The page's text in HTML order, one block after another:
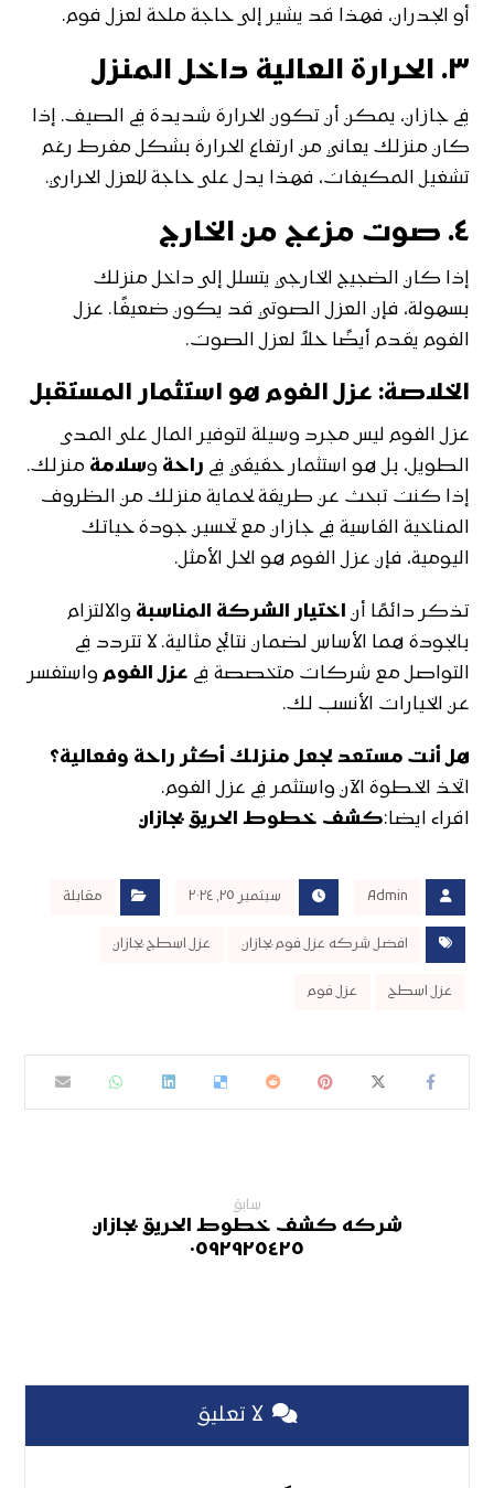
أو الجدران، فهذا قد يشير إلى حاجة ملحة لعزل فوم.
٣. الحرارة العالية داخل المنزل
في جازان، يمكن أن تكون الحرارة شديدة في الصيف. إذا
كان منزلك يعاني من ارتفاع الحرارة بشكل مفرط رغم
تشغيل المكيفات، فهذا يدل على حاجة للعزل الحراري.
٤. صوت مزعج من الخارج
إذا كان الضجيج الخارجي يتسلل إلى داخل منزلك
بسهولة، فإن العزل الصوتي قد يكون ضعيفًا. عزل
الفوم يقدم أيضًا حلاً لعزل الصوت.
الخلاصة: عزل الفوم هو استثمار المستقبل
عزل الفوم ليس مجرد وسيلة لتوفير المال على المدى
الطويل، بل هو استثمار حقيقي في راحة وسلامة منزلك.
إذا كنت تبحث عن طريقة لحماية منزلك من الظروف
المناخية القاسية في جازان مع تحسين جودة حياتك
اليومية، فإن عزل الفوم هو الحل الأمثل.
تذكر دائمًا أن اختيار الشركة المناسبة والالتزام
بالجودة هما الأساس لضمان نتائج مثالية. لا تتردد في
التواصل مع شركات متخصصة في عزل الفوم واستفسر
عن الخيارات الأنسب لك.
هل أنت مستعد لجعل منزلك أكثر راحة وفعالية؟
اتخذ الخطوة الآن واستثمر في عزل الفوم.
اقراء ايضا:كشف خطوط الحريق بجازان
Admin سبتمبر ٢٥, ٢٠٢٤ مقابلة
افضل شركه عزل فوم بجازان عزل اسطج بجازان
عزل اسطح عزل فوم
سابق
شركه كشف خطوط الحريق بجازان
٠٥٩٢٩٢٥٤٢٥
لا تعليق